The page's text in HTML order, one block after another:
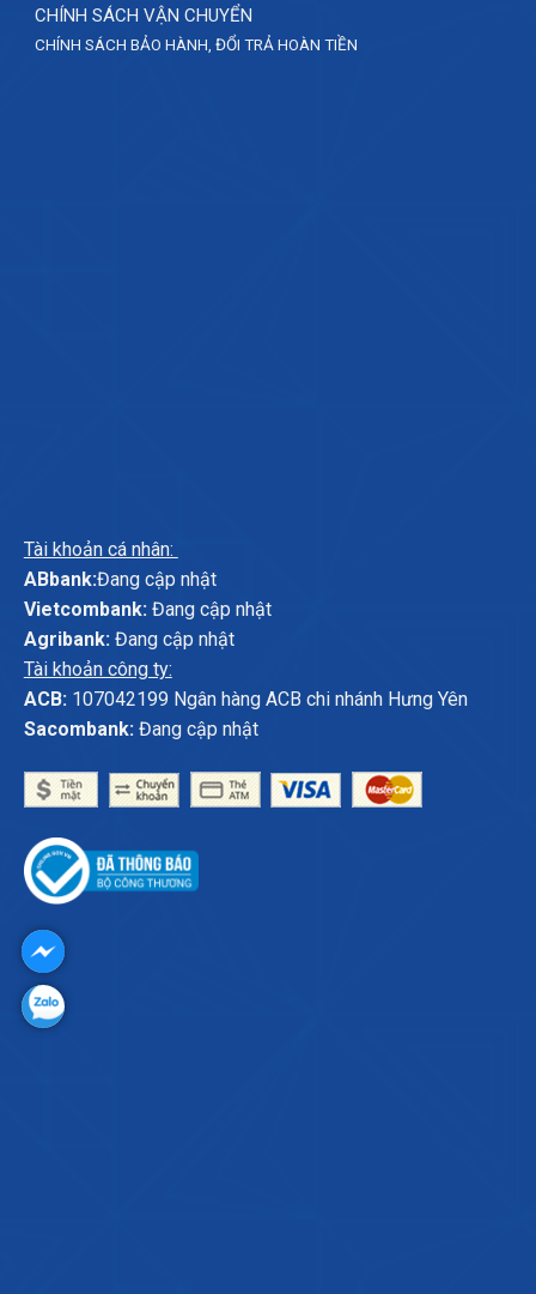
CHÍNH SÁCH VẬN CHUYỂN
CHÍNH SÁCH BẢO HÀNH, ĐỔI TRẢ HOÀN TIỀN
Tài khoản cá nhân:
ABbank:Đang cập nhật
Vietcombank:Đang cập nhật
Agribank:Đang cập nhật
Tài khoản công ty:
ACB:107042199 Ngân hàng ACB chi nhánh Hưng Yên
Sacombank:Đang cập nhật